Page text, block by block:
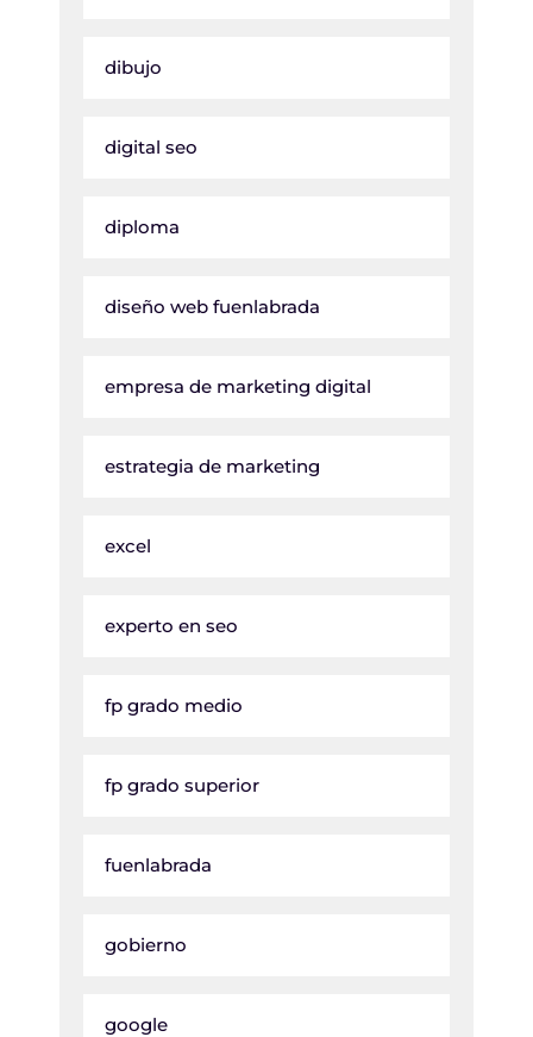
dibujo
digital seo
diploma
diseño web fuenlabrada
empresa de marketing digital
estrategia de marketing
excel
experto en seo
fp grado medio
fp grado superior
fuenlabrada
gobierno
google